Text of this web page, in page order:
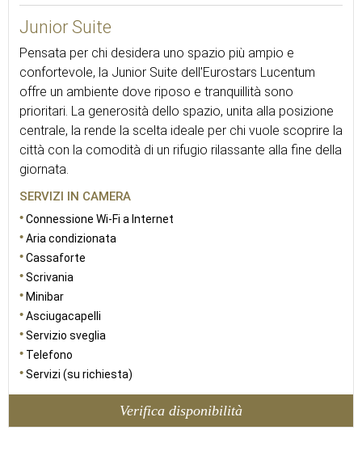
Junior Suite
Pensata per chi desidera uno spazio più ampio e
confortevole, la Junior Suite dell'Eurostars Lucentum
offre un ambiente dove riposo e tranquillità sono
prioritari. La generosità dello spazio, unita alla posizione
centrale, la rende la scelta ideale per chi vuole scoprire la
città con la comodità di un rifugio rilassante alla fine della
giornata.
SERVIZI IN CAMERA
Connessione Wi-Fi a Internet
Aria condizionata
Cassaforte
Scrivania
Minibar
Asciugacapelli
Servizio sveglia
Telefono
Servizi (su richiesta)
Verifica disponibilità